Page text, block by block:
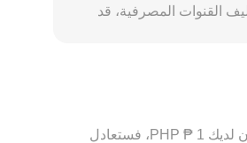
القنوات المصرفية، قد
بناءً على السعر الحالي، تُقدَّر قيمة 1 ‏ADA بحوالي ‏‏‎12.3021‏ ‏PHP. وهذا يعني أن الحصول على 5 ‏Cardano سيعادل حوالي ‏‏‎61.5103‏ ‏PHP. وبدلاً من ذلك، إذا كان لديك 1 ‏₱ ‏PHP، فستعادل